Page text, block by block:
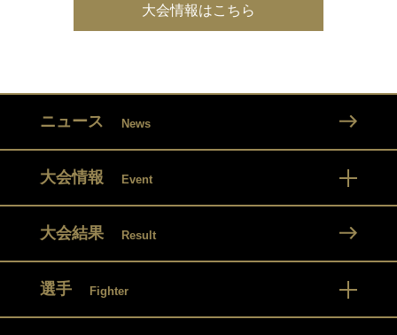
大会情報はこちら
ニュース News
大会情報 Event
大会結果 Result
選手 Fighter